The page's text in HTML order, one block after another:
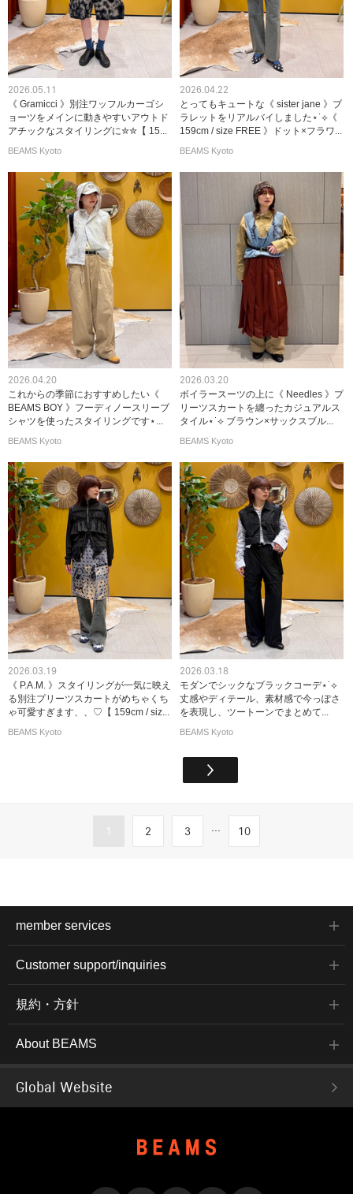
2026.05.11
《 Gramicci 》別注ワッフルカーゴシ
ョーツをメインに動きやすいアウトド
アチックなスタイリングに✮✮【 15...
BEAMS Kyoto
2026.04.22
とってもキュートな《 sister jane 》ブ
ラレットをリアルバイしました⋆˙⟡《
159cm / size FREE 》ドット×フラワ...
BEAMS Kyoto
2026.04.20
これからの季節におすすめしたい《
BEAMS BOY 》フーディノースリーブ
シャツを使ったスタイリングです⋆...
BEAMS Kyoto
2026.03.20
ボイラースーツの上に《 Needles 》プ
リーツスカートを纏ったカジュアルス
タイル⋆˙⟡ ブラウン×サックスブル...
BEAMS Kyoto
2026.03.19
《 P.A.M. 》スタイリングが一気に映え
る別注プリーツスカートがめちゃくち
ゃ可愛すぎます、、♡【 159cm / siz...
BEAMS Kyoto
2026.03.18
モダンでシックなブラックコーデ⋆˙⟡
丈感やディテール、素材感で今っぽさ
を表現し、ツートーンでまとめて...
BEAMS Kyoto
1 2 3 ... 10
member services
Customer support/inquiries
規約・方針
About BEAMS
Global Website